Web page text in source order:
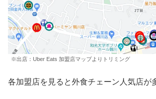
※出店：Uber Eats 加盟店マップよりトリミング
各加盟店を見ると外食チェーン人気店が